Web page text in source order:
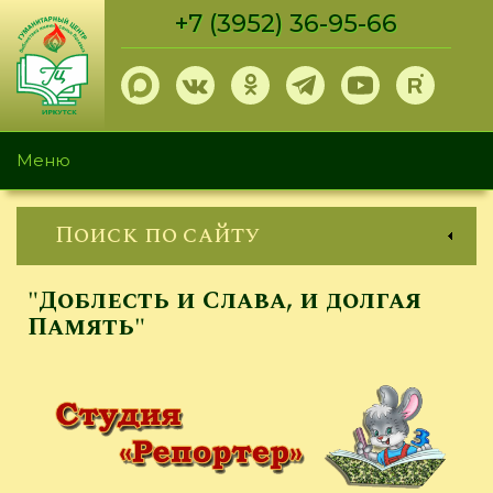
Перейти
основному
содержанию
+7 (3952) 36-95-66
Меню
Поиск по сайту
"Доблесть и Слава, и долгая
Память"